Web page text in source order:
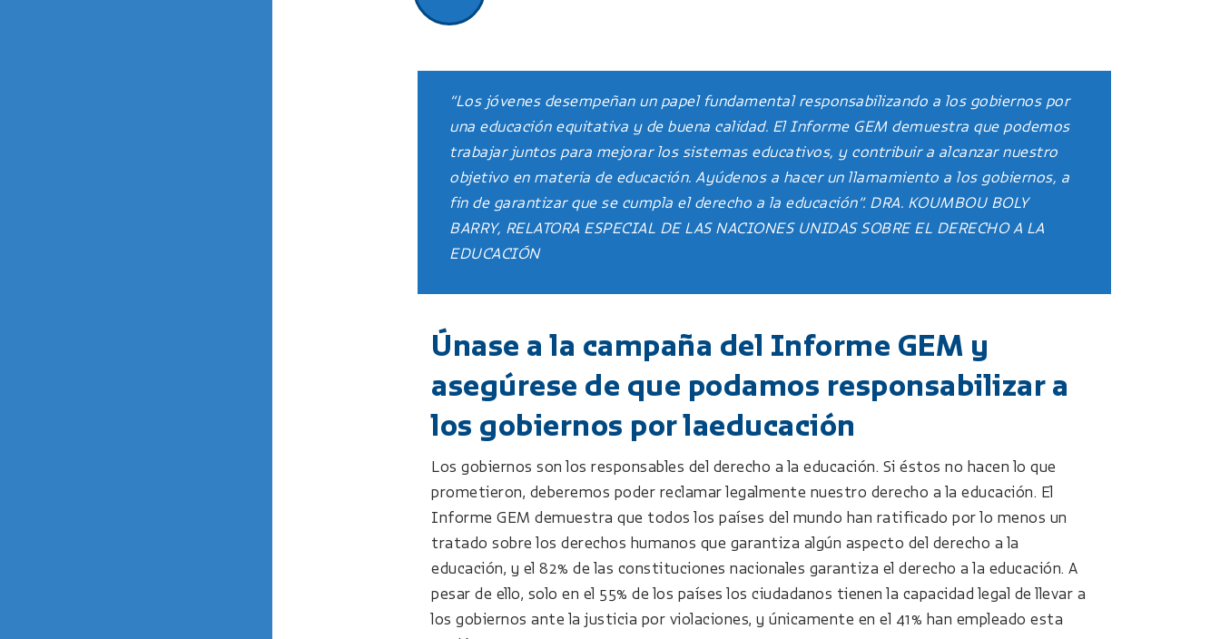
“Los jóvenes desempeñan un papel fundamental responsabilizando a los gobiernos por
una educación equitativa y de buena calidad. El Informe GEM demuestra que podemos
trabajar juntos para mejorar los sistemas educativos, y contribuir a alcanzar nuestro
objetivo en materia de educación. Ayúdenos a hacer un llamamiento a los gobiernos, a
fin de garantizar que se cumpla el derecho a la educación”. DRA. KOUMBOU BOLY
BARRY, RELATORA ESPECIAL DE LAS NACIONES UNIDAS SOBRE EL DERECHO A LA
EDUCACIÓN
Únase a la campaña del Informe GEM y
asegúrese de que podamos responsabilizar a
los gobiernos por laeducación
Los gobiernos son los responsables del derecho a la educación. Si éstos no hacen lo que
prometieron, deberemos poder reclamar legalmente nuestro derecho a la educación. El
Informe GEM demuestra que todos los países del mundo han ratificado por lo menos un
tratado sobre los derechos humanos que garantiza algún aspecto del derecho a la
educación, y el 82% de las constituciones nacionales garantiza el derecho a la educación. A
pesar de ello, solo en el 55% de los países los ciudadanos tienen la capacidad legal de llevar a
los gobiernos ante la justicia por violaciones, y únicamente en el 41% han empleado esta